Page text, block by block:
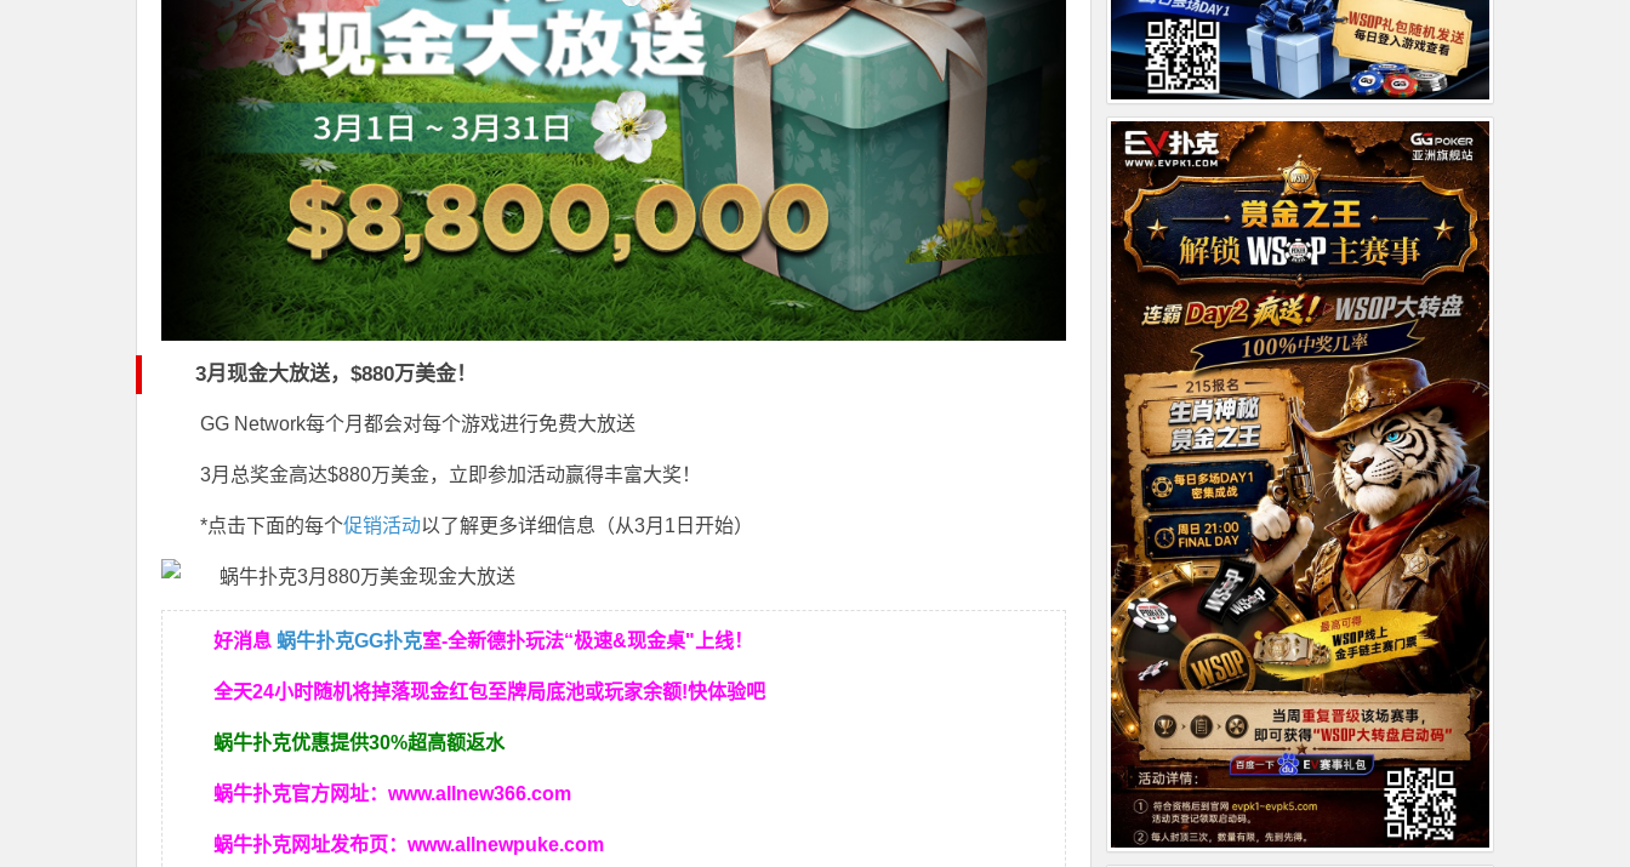
3月现金大放送，$880万美金！
GG Network每个月都会对每个游戏进行免费大放送
3月总奖金高达$880万美金，立即参加活动赢得丰富大奖！
*点击下面的每个促销活动以了解更多详细信息（从3月1日开始）
好消息 蜗牛扑克GG扑克室-全新德扑玩法“极速&现金桌"上线！
全天24小时随机将掉落现金红包至牌局底池或玩家余额!快体验吧
蜗牛扑克优惠提供30%超高额返水
蜗牛扑克官方网址： www.allnew366.com
蜗牛扑克网址发布页： www.allnewpuke.com